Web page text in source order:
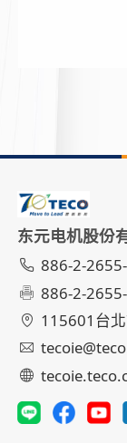
东元电机股份
886-2-
886-2-
115601台